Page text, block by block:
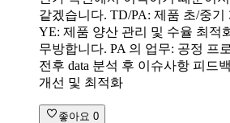
같겠습니다. TD/PA: 제품 초/중기
YE: 제품 양산 관리 및 수율 최적
무방합니다. PA 의 업무: 공정 프
전후 data 분석 후 이슈사항 피드
개선 및 최적화
좋아요 0